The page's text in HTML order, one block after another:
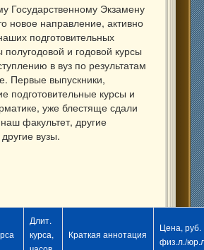
Государственному Экзамену
новое направление, активно
подготовительных
полугодовой и годовой курсы
в вуз по результатам
Первые выпускники,
подготовительные курсы и
уже блестяще сдали
факультет, другие
вузы.
Длит.
курса,
Краткая аннотация
Цена, руб.
физ.л./